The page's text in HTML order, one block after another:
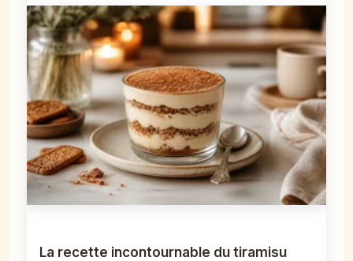
La recette incontournable du tiramisu